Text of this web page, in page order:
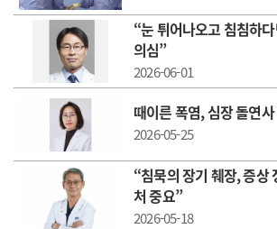
“눈 튀어나오고 침침하
의심”
2026-06-01
때이른 폭염, 심장 돌연
2026-05-25
“침묵의 장기 췌장, 증상
처 중요”
2026-05-18